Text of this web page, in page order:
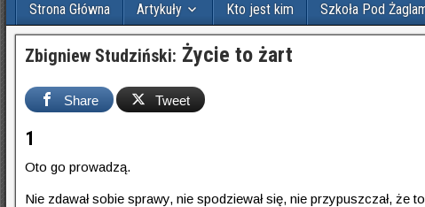
Strona Główna Artykuły Kto jest kim Szkoła Pod
Zbigniew Studziński: Życie to żart
Share Tweet
1
Oto go prowadzą.
Nie zdawał sobie sprawy, nie spodziewał się, nie przypuszczał,